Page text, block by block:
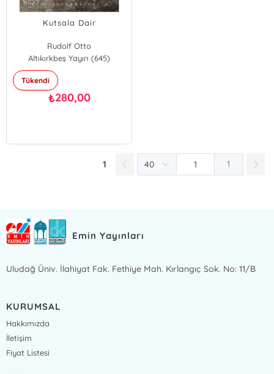
Kutsala Dair
Rudolf Otto
Altıkırkbeş Yayın (645)
Tükendi
₺280,00
1 1
Emin Yayınları
Uludağ Üniv. İlahiyat Fak. Fethiye Mah. Kırlangıç Sok. No: 11/B
KURUMSAL
Hakkımızda
İletişim
Fiyat Listesi